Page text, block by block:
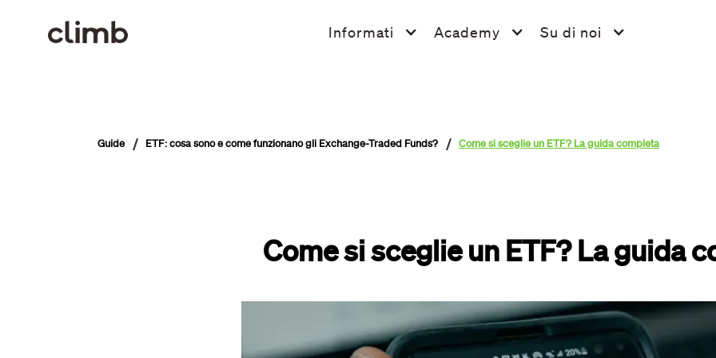
Informati Academy Su di noi
Guide / ETF: cosa sono e come funzionano gli Exchange-Traded Funds? / Come si sceglie un ETF? La guida completa
Come si sceglie un ETF? La guida